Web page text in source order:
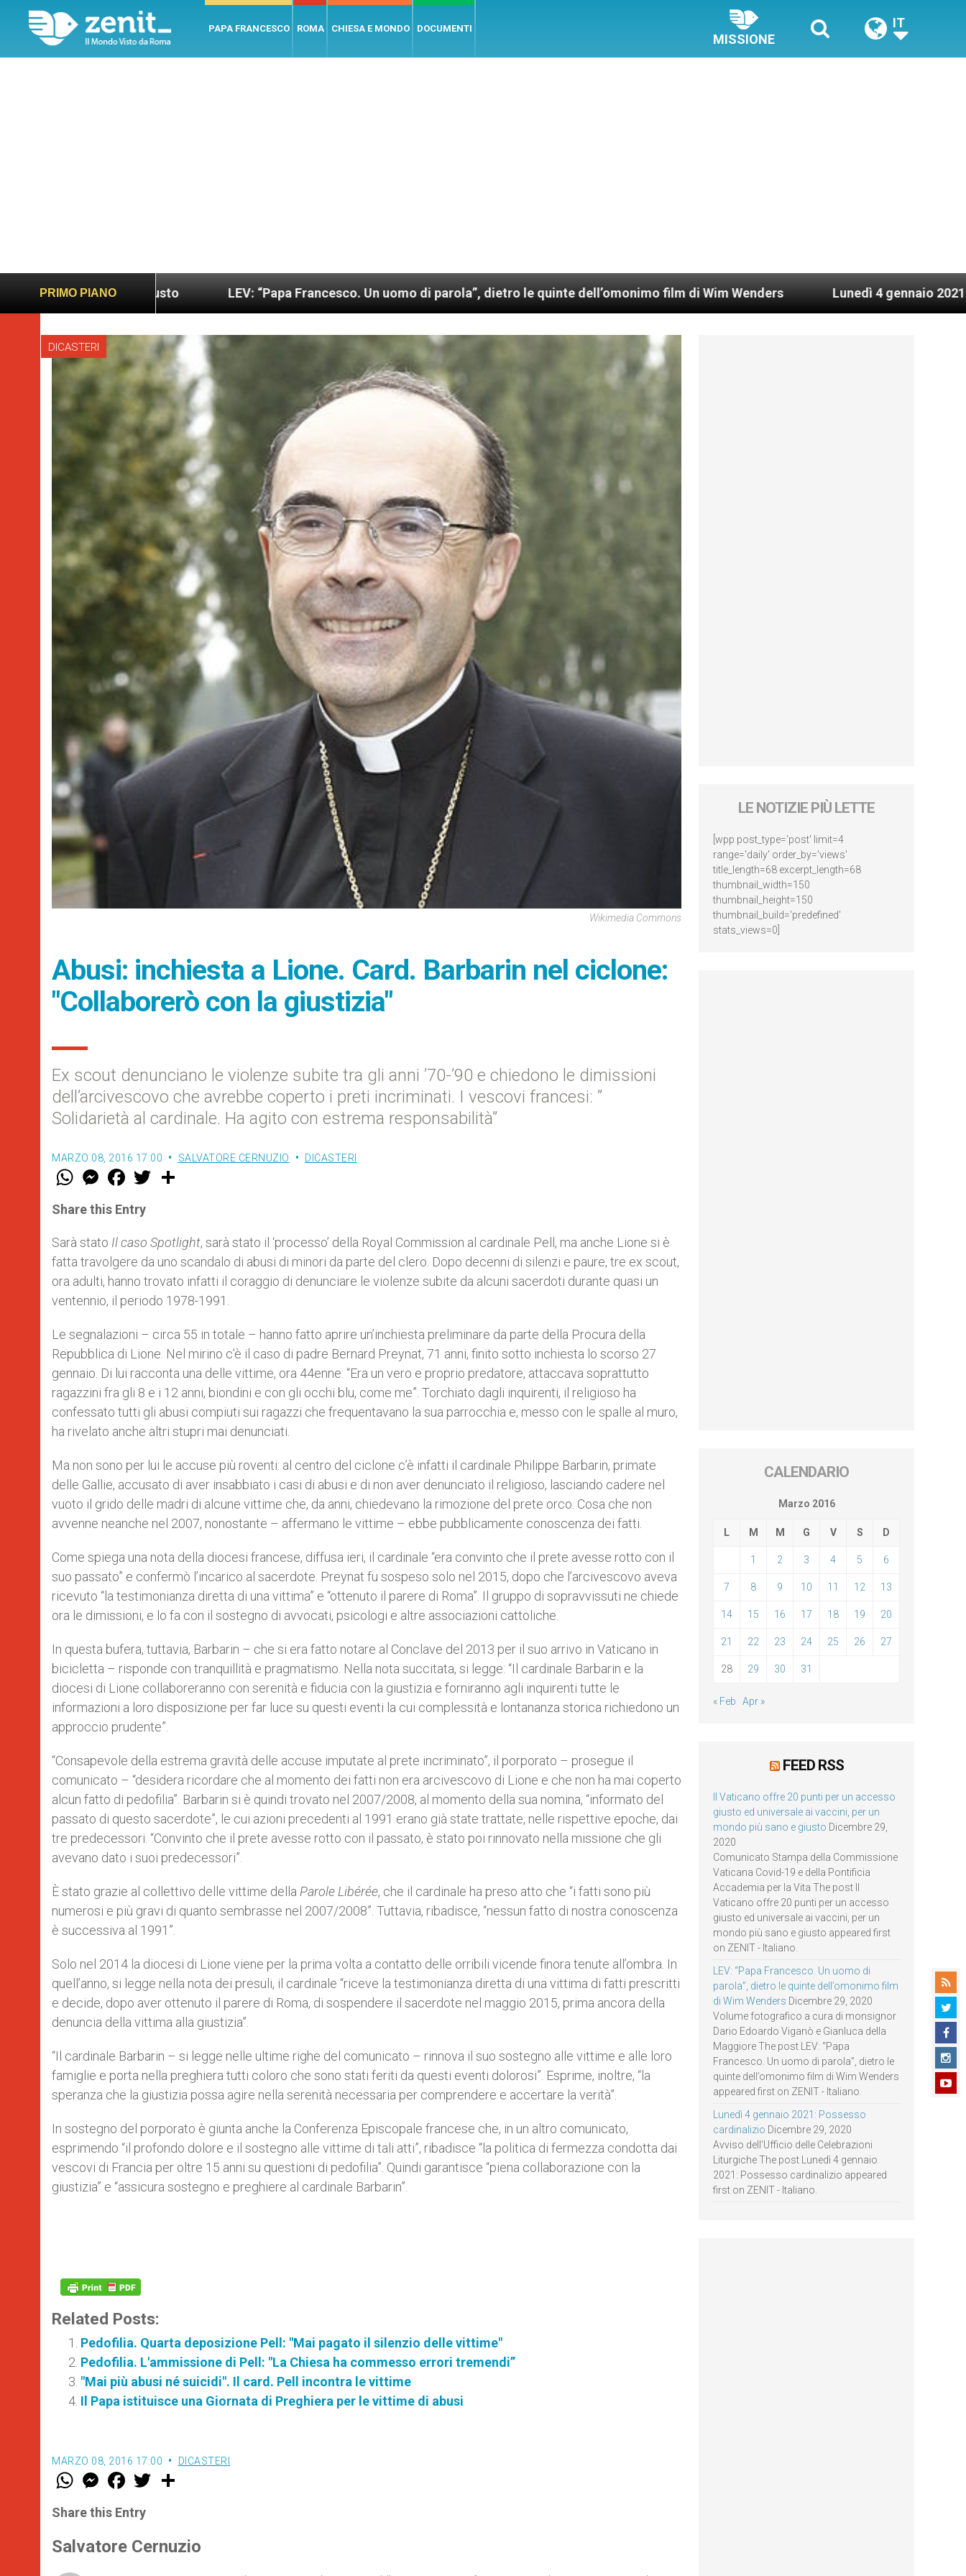
PAPA FRANCESCO ROMA CHIESA E MONDO DOCUMENTI
MISSIONE
IT
PRIMO PIANO
e giusto LEV: “Papa Francesco. Un uomo di parola”, dietro le quinte dell’omonimo film di Wim Wenders Lunedì 4 gennaio 2021: Possesso
DICASTERI
Wikimedia Commons
Abusi: inchiesta a Lione. Card. Barbarin nel ciclone:
"Collaborerò con la giustizia"
Ex scout denunciano le violenze subite tra gli anni ’70-’90 e chiedono le dimissioni
dell’arcivescovo che avrebbe coperto i preti incriminati. I vescovi francesi: ”
Solidarietà al cardinale. Ha agito con estrema responsabilità”
MARZO 08, 2016 17:00 SALVATORE CERNUZIO DICASTERI
W
t
s
p
p
M
e
s
e
g
e
r
F
a
e
b
o
k
w
r
Share this Entry
Sarà stato Il caso Spotlight, sarà stato il ‘processo’ della Royal Commission al cardinale Pell, ma anche Lione si è
fatta travolgere da uno scandalo di abusi di minori da parte del clero. Dopo decenni di silenzi e paure, tre ex scout,
ora adulti, hanno trovato infatti il coraggio di denunciare le violenze subite da alcuni sacerdoti durante quasi un
ventennio, il periodo 1978-1991.
Le segnalazioni – circa 55 in totale – hanno fatto aprire un’inchiesta preliminare da parte della Procura della
Repubblica di Lione. Nel mirino c’è il caso di padre Bernard Preynat, 71 anni, finito sotto inchiesta lo scorso 27
gennaio. Di lui racconta una delle vittime, ora 44enne: “Era un vero e proprio predatore, attaccava soprattutto
ragazzini fra gli 8 e i 12 anni, biondini e con gli occhi blu, come me”. Torchiato dagli inquirenti, il religioso ha
confessato tutti gli abusi compiuti sui ragazzi che frequentavano la sua parrocchia e, messo con le spalle al muro,
ha rivelato anche altri stupri mai denunciati.
Ma non sono per lui le accuse più roventi: al centro del ciclone c’è infatti il cardinale Philippe Barbarin, primate
delle Gallie, accusato di aver insabbiato i casi di abusi e di non aver denunciato il religioso, lasciando cadere nel
vuoto il grido delle madri di alcune vittime che, da anni, chiedevano la rimozione del prete orco. Cosa che non
avvenne neanche nel 2007, nonostante – affermano le vittime – ebbe pubblicamente conoscenza dei fatti.
Come spiega una nota della diocesi francese, diffusa ieri, il cardinale “era convinto che il prete avesse rotto con il
suo passato” e confermò l’incarico al sacerdote. Preynat fu sospeso solo nel 2015, dopo che l’arcivescovo aveva
ricevuto “la testimonianza diretta di una vittima” e “ottenuto il parere di Roma”. Il gruppo di sopravvissuti ne chiede
ora le dimissioni, e lo fa con il sostegno di avvocati, psicologi e altre associazioni cattoliche.
In questa bufera, tuttavia, Barbarin – che si era fatto notare al Conclave del 2013 per il suo arrivo in Vaticano in
bicicletta – risponde con tranquillità e pragmatismo. Nella nota succitata, si legge: “Il cardinale Barbarin e la
diocesi di Lione collaboreranno con serenità e fiducia con la giustizia e forniranno agli inquirenti tutte le
informazioni a loro disposizione per far luce su questi eventi la cui complessità e lontananza storica richiedono un
approccio prudente”.
“Consapevole della estrema gravità delle accuse imputate al prete incriminato”, il porporato – prosegue il
comunicato – “desidera ricordare che al momento dei fatti non era arcivescovo di Lione e che non ha mai coperto
alcun fatto di pedofilia”. Barbarin si è quindi trovato nel 2007/2008, al momento della sua nomina, “informato del
passato di questo sacerdote”, le cui azioni precedenti al 1991 erano già state trattate, nelle rispettive epoche, dai
tre predecessori. “Convinto che il prete avesse rotto con il passato, è stato poi rinnovato nella missione che gli
avevano dato i suoi predecessori”.
È stato grazie al collettivo delle vittime della Parole Libérée, che il cardinale ha preso atto che “i fatti sono più
numerosi e più gravi di quanto sembrasse nel 2007/2008”. Tuttavia, ribadisce, “nessun fatto di nostra conoscenza
è successiva al 1991”.
Solo nel 2014 la diocesi di Lione viene per la prima volta a contatto delle orribili vicende finora tenute all’ombra. In
quell’anno, si legge nella nota dei presuli, il cardinale “riceve la testimonianza diretta di una vittima di fatti prescritti
e decide, dopo aver ottenuto il parere di Roma, di sospendere il sacerdote nel maggio 2015, prima ancora della
denuncia della vittima alla giustizia”.
“Il cardinale Barbarin – si legge nelle ultime righe del comunicato – rinnova il suo sostegno alle vittime e alle loro
famiglie e porta nella preghiera tutti coloro che sono stati feriti da questi eventi dolorosi”. Esprime, inoltre, “la
speranza che la giustizia possa agire nella serenità necessaria per comprendere e accertare la verità”.
In sostegno del porporato è giunta anche la Conferenza Episcopale francese che, in un altro comunicato,
esprimendo “il profondo dolore e il sostegno alle vittime di tali atti”, ribadisce “la politica di fermezza condotta dai
vescovi di Francia per oltre 15 anni su questioni di pedofilia”. Quindi garantisce “piena collaborazione con la
giustizia” e “assicura sostegno e preghiere al cardinale Barbarin”.
Related Posts:
Pedofilia. Quarta deposizione Pell: "Mai pagato il silenzio delle vittime"
Pedofilia. L'ammissione di Pell: "La Chiesa ha commesso errori tremendi”
"Mai più abusi né suicidi". Il card. Pell incontra le vittime
Il Papa istituisce una Giornata di Preghiera per le vittime di abusi
MARZO 08, 2016 17:00 DICASTERI
W
t
s
p
p
M
e
s
e
g
e
F
a
e
b
o
k
w
r
Share this Entry
Salvatore Cernuzio
LE NOTIZIE PIÙ LETTE
[wpp post_type='post' limit=4
range='daily' order_by='views'
title_length=68 excerpt_length=68
thumbnail_width=150
thumbnail_height=150
thumbnail_build='predefined'
stats_views=0]
CALENDARIO
Marzo 2016
L M M G V S D
1 2 3 4 5 6
7 8 9 10 11 12 13
14 15 16 17 18 19 20
21 22 23 24 25 26 27
28 29 30 31
« Feb Apr »
FEED RSS
Il Vaticano offre 20 punti per un accesso
giusto ed universale ai vaccini, per un
mondo più sano e giusto Dicembre 29,
2020
Comunicato Stampa della Commissione
Vaticana Covid-19 e della Pontificia
Accademia per la Vita The post Il
Vaticano offre 20 punti per un accesso
giusto ed universale ai vaccini, per un
mondo più sano e giusto appeared first
on ZENIT - Italiano.
LEV: “Papa Francesco. Un uomo di
parola”, dietro le quinte dell’omonimo film
di Wim Wenders Dicembre 29, 2020
Volume fotografico a cura di monsignor
Dario Edoardo Viganò e Gianluca della
Maggiore The post LEV: “Papa
Francesco. Un uomo di parola”, dietro le
quinte dell’omonimo film di Wim Wenders
appeared first on ZENIT - Italiano.
Lunedì 4 gennaio 2021: Possesso
cardinalizio Dicembre 29, 2020
Avviso dell’Ufficio delle Celebrazioni
Liturgiche The post Lunedì 4 gennaio
2021: Possesso cardinalizio appeared
first on ZENIT - Italiano.